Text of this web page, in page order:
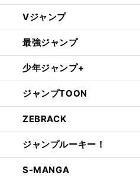
Vジャンプ
最強ジャンプ
少年ジャンプ+
ジャンプTOON
ZEBRACK
ジャンプルーキー！
S-MANGA